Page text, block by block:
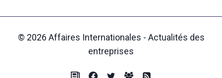
© 2026 Affaires Internationales - Actualités des
entreprises